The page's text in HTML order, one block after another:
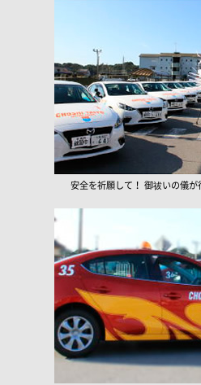
安全を祈願して！ 御祓いの儀が